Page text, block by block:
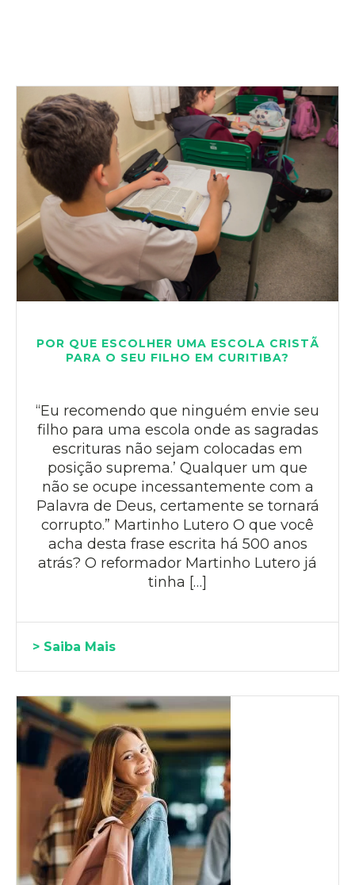
POR QUE ESCOLHER UMA ESCOLA CRISTÃ
PARA O SEU FILHO EM CURITIBA?
“Eu recomendo que ninguém envie seu
filho para uma escola onde as sagradas
escrituras não sejam colocadas em
posição suprema.’ Qualquer um que
não se ocupe incessantemente com a
Palavra de Deus, certamente se tornará
corrupto.” Martinho Lutero O que você
acha desta frase escrita há 500 anos
atrás? O reformador Martinho Lutero já
tinha […]
> Saiba Mais